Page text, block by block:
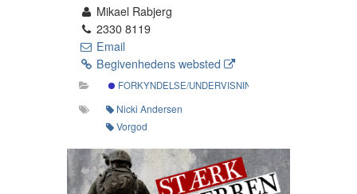
Mikael Rabjerg
2330 8119
Email
Begivenhedens websted
FORKYNDELSE/UNDERVISNING
Nicki Andersen
Vorgod